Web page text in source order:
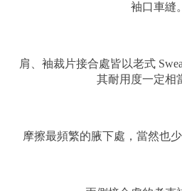
袖口車縫。
肩、袖裁片接合處皆以老式
其耐用度一定相
摩擦最頻繁的腋下處，當然也